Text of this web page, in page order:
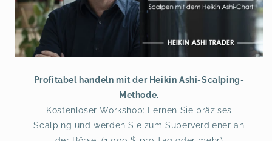
Profitabel handeln mit der Heikin Ashi-Scalping-
Methode.
Kostenloser Workshop: Lernen Sie präzises
Scalping und werden Sie zum Superverdiener an